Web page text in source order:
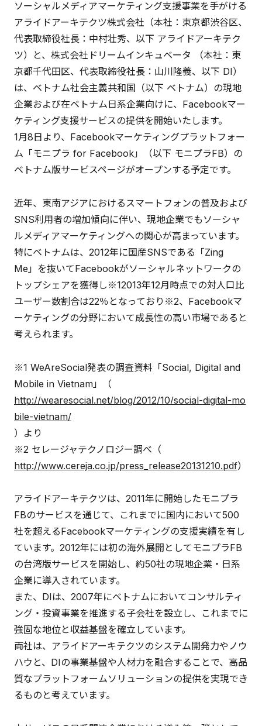
ソーシャルメディアマーケティング支援事業を手がける
アライドアーキテクツ株式会社（本社：東京都渋谷区、
代表取締役社長：中村壮秀、以下 アライドアーキテク
ツ）と、株式会社ドリームインキュベータ （本社：東
京都千代田区、代表取締役社長：山川隆義、以下 DI）
は、ベトナム社会主義共和国（以下 ベトナム）の現地
企業および在ベトナム日系企業向けに、Facebookマー
ケティング支援サービスの提供を開始いたします。
1月8日より、Facebookマーケティングプラットフォー
ム「モニプラ for Facebook」（以下 モニプラFB）の
ベトナム版サービスページがオープンする予定です。
近年、東南アジアにおけるスマートフォンの普及および
SNS利用者の増加傾向に伴い、現地企業でもソーシャ
ルメディアマーケティングへの関心が高まっています。
特にベトナムは、2012年に国産SNSである「Zing
Me」を抜いてFacebookがソーシャルネットワークの
トップシェアを獲得し※12013年12月時点での対人口比
ユーザー数割合は22％となっており※2、Facebookマ
ーケティングの分野において成長性の高い市場であると
考えられます。
※1 WeAreSocial発表の調査資料「Social, Digital and
Mobile in Vietnam」（
http://wearesocial.net/blog/2012/10/social-digital-mo
bile-vietnam/
）より
※2 セレージャテクノロジー調べ（
http://www.cereja.co.jp/press_release20131210.pdf）
アライドアーキテクツは、2011年に開始したモニプラ
FBのサービスを通じて、これまでに国内において500
社を超えるFacebookマーケティングの支援実績を有し
ています。2012年には初の海外展開としてモニプラFB
の台湾版サービスを開始し、約50社の現地企業・日系
企業に導入されています。
また、DIは、2007年にベトナムにおいてコンサルティ
ング・投資事業を推進する子会社を設立し、これまでに
強固な地位と収益基盤を確立しています。
両社は、アライドアーキテクツのシステム開発力やノウ
ハウと、DIの事業基盤や人材力を融合することで、高品
質なプラットフォームソリューションの提供を実現でき
るものと考えています。